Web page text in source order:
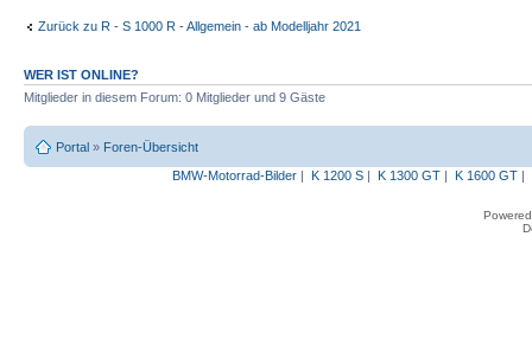
Zurück zu R - S 1000 R - Allgemein - ab Modelljahr 2021
WER IST ONLINE?
Mitglieder in diesem Forum: 0 Mitglieder und 9 Gäste
Portal » Foren-Übersicht
BMW-Motorrad-Bilder| K 1200 S| K 1300 GT| K 1600 GT|